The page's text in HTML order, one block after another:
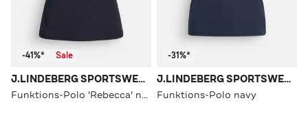
-41%* Sale
J.LINDEBERG SPORTSWEAR
Funktions-Polo 'Rebecca' nachtblau
-31%*
J.LINDEBERG SPORTSWEAR
Funktions-Polo navy